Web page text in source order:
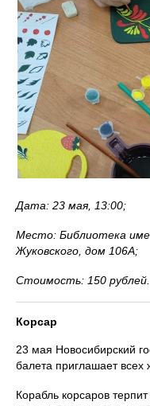
Дата: 23 мая, 13:00;
Место: Библиотека
Жуковского, дом 106А;
Стоимость: 150 рублей.
Корсар
23 мая Новосибирский
балета приглашает
Корабль корсаров